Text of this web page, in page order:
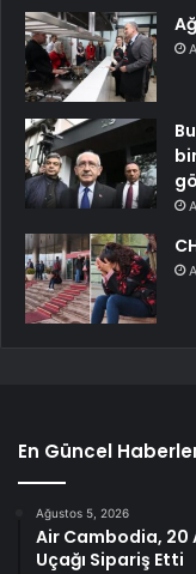
En Güncel
Ağustos 5, 2026
Air Cambodia, 20
Uçağı Sipariş Etti